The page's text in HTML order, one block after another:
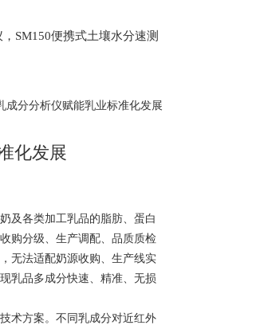
SM150便携式土壤水分速测
成分分析仪赋能乳业标准化发展
化发展
及各类加工乳品的脂肪、蛋白
购分级、生产调配、品质质检
无法适配奶源收购、生产线实
乳品多成分快速、精准、无损
术方案。不同乳成分对近红外